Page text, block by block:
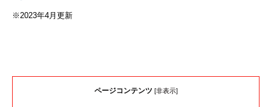
※2023年4月更新
ページコンテンツ [非表示]